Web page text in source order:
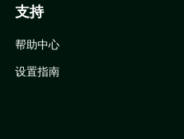
支持
帮助中心
设置指南